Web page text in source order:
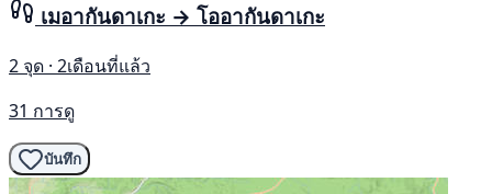
เมอากันดาเกะ → โออากันดาเกะ
2 จุด · 2เดือนที่แล้ว
31 การดู
บันทึก